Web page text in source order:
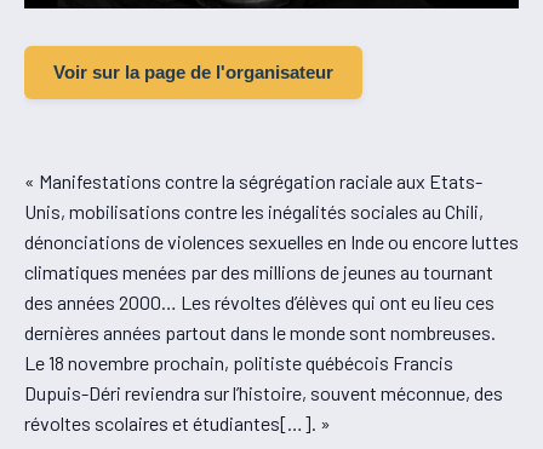
Voir sur la page de l'organisateur
« Manifestations contre la ségrégation raciale aux Etats-
Unis, mobilisations contre les inégalités sociales au Chili,
dénonciations de violences sexuelles en Inde ou encore luttes
climatiques menées par des millions de jeunes au tournant
des années 2000… Les révoltes d’élèves qui ont eu lieu ces
dernières années partout dans le monde sont nombreuses.
Le 18 novembre prochain, politiste québécois Francis
Dupuis-Déri reviendra sur l’histoire, souvent méconnue, des
révoltes scolaires et étudiantes[…]. »